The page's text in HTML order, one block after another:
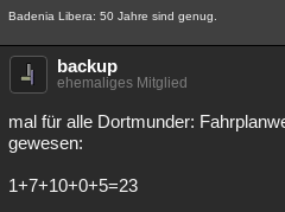
Badenia Libera: 50 Jahre sind genug.
backup
ehemaliges Mitglied
mal für alle Dortmunder:
gewesen:
1+7+10+0+5=23